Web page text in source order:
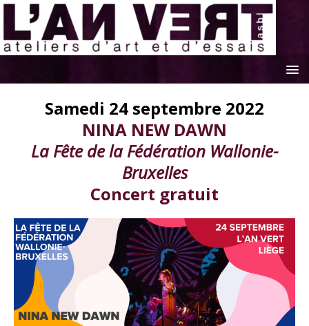
Samedi 24 septembre 2022
NINA NEW DAWN
La Fête de la Fédération Wallonie-
Bruxelles
Concert gratuit